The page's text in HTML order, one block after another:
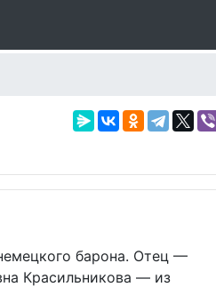
барона. Отец —
Красильникова — из